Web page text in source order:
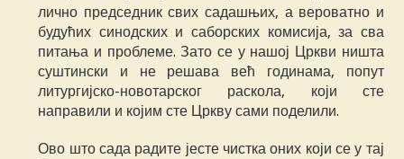
лично председник свих садашњих, а вероватно и
будућих синодских и саборских комисија, за сва
питања и проблеме. Зато се у нашој Цркви ништа
суштински и не решава већ годинама, попут
литургијско-новотарског раскола, који сте
направили и којим сте Цркву сами поделили.
Ово што сада радите јесте чистка оних који се у тај